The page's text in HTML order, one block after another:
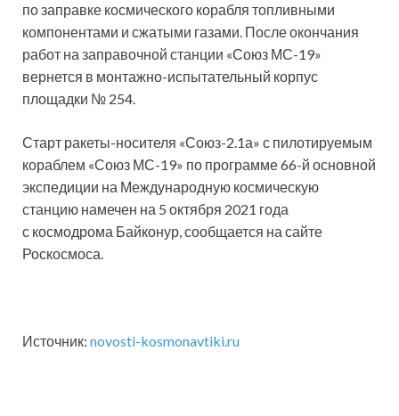
по заправке космического корабля топливными
компонентами и сжатыми газами. После окончания
работ на заправочной станции «Союз МС-19»
вернется в монтажно-испытательный корпус
площадки № 254.
Старт ракеты-носителя «Союз-2.1а» с пилотируемым
кораблем «Союз МС-19» по программе 66-й основной
экспедиции на Международную космическую
станцию намечен на 5 октября 2021 года
с космодрома Байконур, сообщается на сайте
Роскосмоса.
Источник: novosti-kosmonavtiki.ru